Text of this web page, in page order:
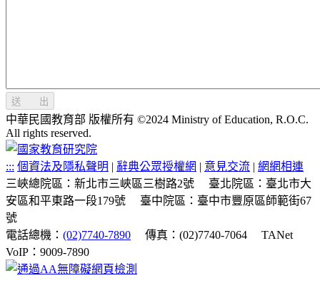
送 出
中華民國教育部 版權所有 ©2024 Ministry of Education, R.O.C.
All rights reserved.
::: 個資法及隱私聲明 | 辭典公眾授權網 | 意見交流 | 網網相連
三峽總院區：新北市三峽區三樹路2號
臺北院區：臺北市大
安區和平東路一段179號
臺中院區：臺中市豐原區師範街67
號
電話總機： (02)7740-7890 傳真：(02)7740-7064
TANet
VoIP：9009-7890